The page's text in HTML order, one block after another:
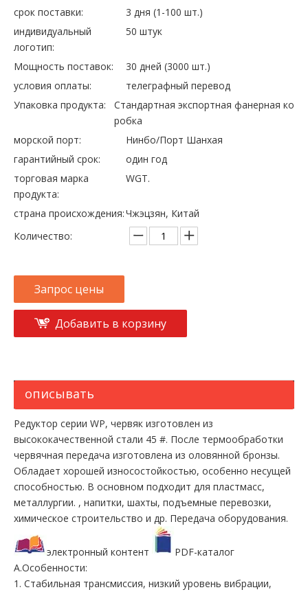
срок поставки:
3 дня (1-100 шт.)
индивидуальный
логотип:
50 штук
Мощность поставок:
30 дней (3000 шт.)
условия оплаты:
телеграфный перевод
Упаковка продукта:
Стандартная экспортная фанерная ко
робка
морской порт:
Нинбо/Порт Шанхая
гарантийный срок:
один год
торговая марка
продукта:
WGT.
страна происхождения:Чжэцзян, Китай
Количество:
Запрос цены
Добавить в корзину
описывать
Редуктор серии WP, червяк изготовлен из
высококачественной стали 45 #. После термообработки
червячная передача изготовлена ​​из оловянной бронзы.
Обладает хорошей износостойкостью, особенно несущей
способностью. В основном подходит для пластмасс,
металлургии. , напитки, шахты, подъемные перевозки,
химическое строительство и др. Передача оборудования.
электронный контент
PDF-каталог
А.Особенности:
1. Стабильная трансмиссия, низкий уровень вибрации,